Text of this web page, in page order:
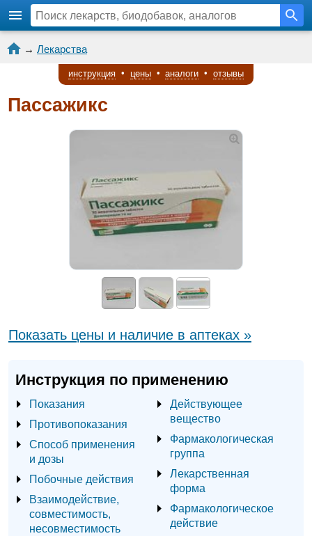
→ Лекарства
инструкция • цены • аналоги • отзывы
Пассажикс
Показать цены и наличие в аптеках »
Инструкция по применению
Показания
Противопоказания
Способ применения
и дозы
Побочные действия
Взаимодействие,
совместимость,
несовместимость
Действующее
вещество
Фармакологическая
группа
Лекарственная
форма
Фармакологическое
действие